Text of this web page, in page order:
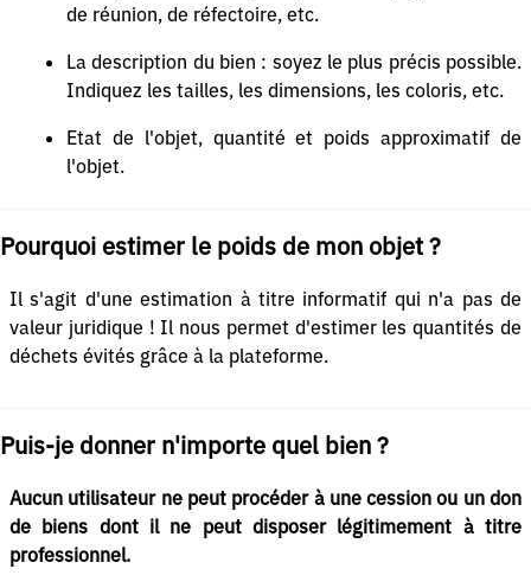
de réunion, de réfectoire, etc.
La description du bien : soyez le plus précis possible.
Indiquez les tailles, les dimensions, les coloris, etc.
Etat de l'objet, quantité et poids approximatif de
l'objet.
Pourquoi estimer le poids de mon objet ?
Il s'agit d'une estimation à titre informatif qui n'a pas de
valeur juridique ! Il nous permet d'estimer les quantités de
déchets évités grâce à la plateforme.
Puis-je donner n'importe quel bien ?
Aucun utilisateur ne peut procéder à une cession ou un don
de biens dont il ne peut disposer légitimement à titre
professionnel.